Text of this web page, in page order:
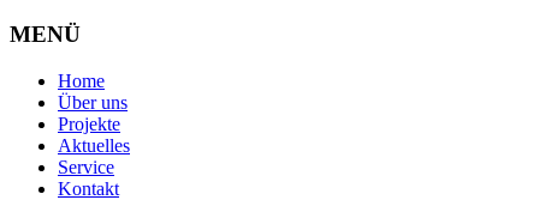
MENÜ
Home
Über uns
Projekte
Aktuelles
Service
Kontakt